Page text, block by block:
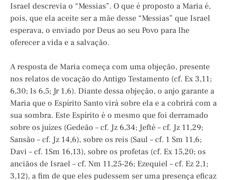
Israel descrevia o “Messias”. O que é proposto a Maria é,
pois, que ela aceite ser a mãe desse “Messias” que Israel
esperava, o enviado por Deus ao seu Povo para lhe
oferecer a vida e a salvação.
A resposta de Maria começa com uma objeção, presente
nos relatos de vocação do Antigo Testamento (cf. Ex 3,11;
6,30; Is 6,5; Jr 1,6). Diante dessa objeção, o anjo garante a
Maria que o Espírito Santo virá sobre ela e a cobrirá com a
sua sombra. Este Espírito é o mesmo que foi derramado
sobre os juízes (Gedeão – cf. Jz 6,34; Jefté – cf. Jz 11,29;
Sansão – cf. Jz 14,6), sobre os reis (Saul – cf. 1 Sm 11,6;
Davi – cf. 1Sm 16,13), sobre os profetas (cf. Ex 15,20; os
anciãos de Israel – cf. Nm 11,25-26; Ezequiel – cf. Ez 2,1;
3,12), a fim de que eles pudessem ser uma presença eficaz